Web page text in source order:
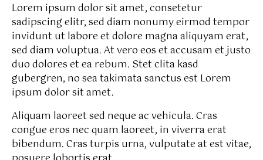
Lorem ipsum dolor sit amet, consetetur
sadipscing elitr, sed diam nonumy eirmod tempor
invidunt ut labore et dolore magna aliquyam erat,
sed diam voluptua. At vero eos et accusam et justo
duo dolores et ea rebum. Stet clita kasd
gubergren, no sea takimata sanctus est Lorem
ipsum dolor sit amet.
Aliquam laoreet sed neque ac vehicula. Cras
congue eros nec quam laoreet, in viverra erat
bibendum. Cras turpis urna, vulputate at est vitae,